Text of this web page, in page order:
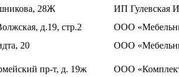
28Ж
ИП Гулевская
д.19, стр.2
ООО
20 ООО
пр-т, д. 19ж ООО